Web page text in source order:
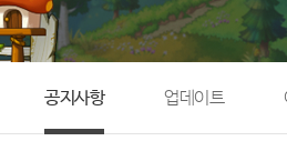
공지사항 업데이트